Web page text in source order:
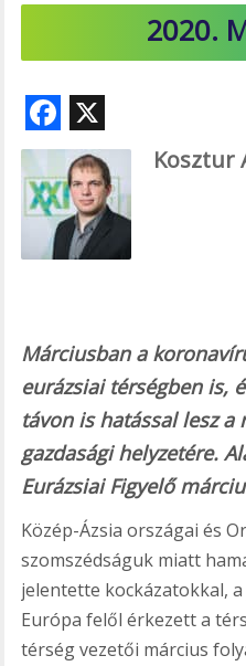
2020.
F
ac
e
b
o
Kosztur
Márciusban a
eurázsiai térségben is,
távon is hatással lesz
gazdasági helyzetére.
Eurázsiai Figyelő
Közép-Ázsia országai és
szomszédságuk miatt
jelentette kockázatokkal,
Európa felől érkezett a
térség vezetői március